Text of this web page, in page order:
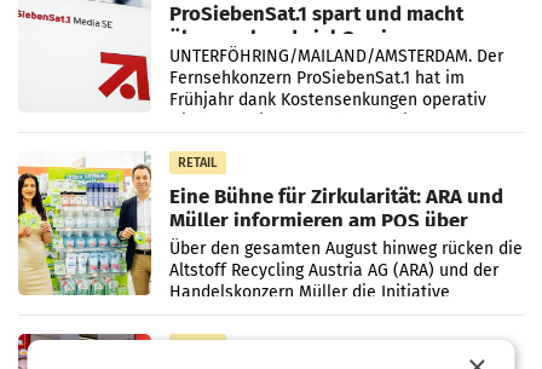
ProSiebenSat.1 spart und macht
überraschend viel Gewinn
UNTERFÖHRING/MAILAND/AMSTERDAM. Der
Fernsehkonzern ProSiebenSat.1 hat im
Frühjahr dank Kostensenkungen operativ
RETAIL
Eine Bühne für Zirkularität: ARA und
Müller informieren am POS über
Kreislauffähigkeit
Über den gesamten August hinweg rücken die
Altstoff Recycling Austria AG (ARA) und der
Handelskonzern Müller die Initiative
„Kreislauf-Helden“ in allen österreichischen
Müller-Filialen
RETAIL